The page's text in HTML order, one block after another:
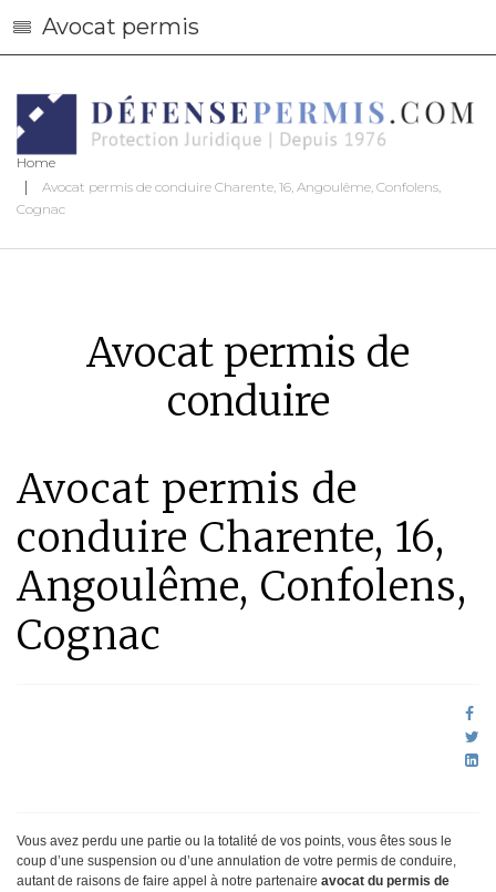
Avocat permis
Home
Avocat permis de conduire Charente, 16, Angoulême, Confolens,
Cognac
Avocat permis de
conduire
Avocat permis de
conduire Charente, 16,
Angoulême, Confolens,
Cognac
Vous avez perdu une partie ou la totalité de vos points, vous êtes sous le
coup d’une suspension ou d’une annulation de votre permis de conduire,
autant de raisons de faire appel à notre partenaire avocat du permis de